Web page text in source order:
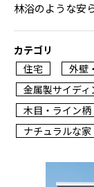
林浴のような安
カテゴリ
住宅
外壁
金属製サイディ
木目・ライン柄
ナチュラルな家